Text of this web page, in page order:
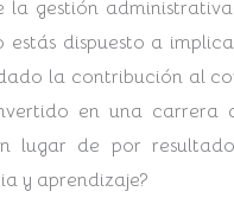
la gestión
estás dispuesto a
la contribución al
en una carrera
lugar de por
y aprendizaje?